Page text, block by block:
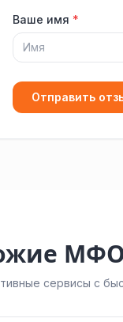
Ваше имя *
Отправить
сервисы с